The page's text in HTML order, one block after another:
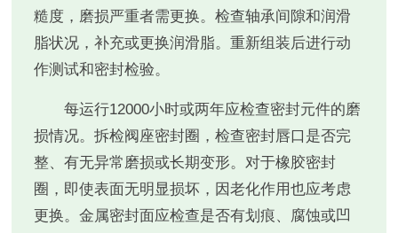
糙度，磨损严重者需更换。检查轴承间隙和润滑
脂状况，补充或更换润滑脂。重新组装后进行动
作测试和密封检验。
每运行12000小时或两年应检查密封元件的磨
损情况。拆检阀座密封圈，检查密封唇口是否完
整、有无异常磨损或长期变形。对于橡胶密封
圈，即使表面无明显损坏，因老化作用也应考虑
更换。金属密封面应检查是否有划痕、腐蚀或凹